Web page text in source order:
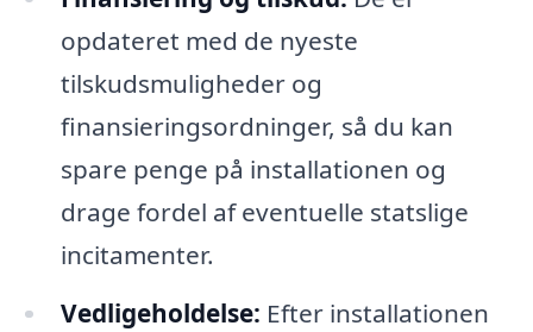
opdateret med de nyeste
tilskudsmuligheder og
finansieringsordninger, så du kan
spare penge på installationen og
drage fordel af eventuelle statslige
incitamenter.
Vedligeholdelse: Efter installationen